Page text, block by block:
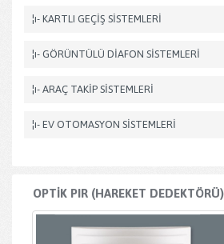
¦ı- KARTLI GEÇİŞ SİSTEMLERİ
¦ı- GÖRÜNTÜLÜ DİAFON SİSTEMLERİ
¦ı- ARAÇ TAKİP SİSTEMLERİ
¦ı- EV OTOMASYON SİSTEMLERİ
OPTİK PIR (HAREKET DEDEKTÖRÜ)